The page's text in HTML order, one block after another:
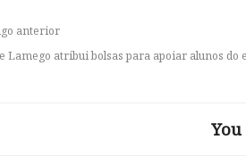
anterior
Lamego atribui bolsas para apoiar alunos do